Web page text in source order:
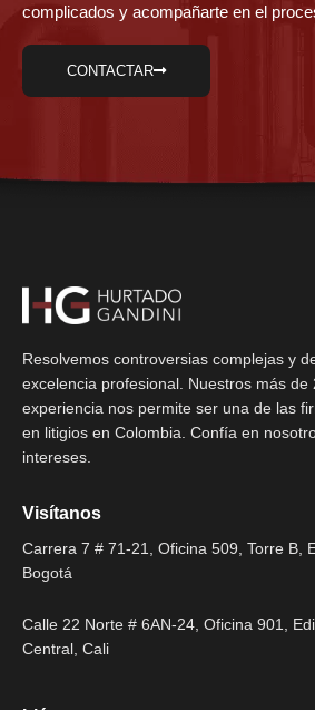
complicados y acompañarte en el
CONTACTAR
Resolvemos controversias complejas y
excelencia profesional. Nuestros más de
experiencia nos permite ser una de las
en litigios en Colombia. Confía en
intereses.
Visítanos
Carrera 7 # 71-21, Oficina 509, Torre B,
Bogotá
Calle 22 Norte # 6AN-24, Oficina 901,
Central, Cali